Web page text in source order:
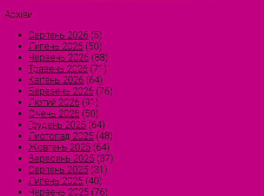
Архіви
Серпень 2026 (5)
Липень 2026 (50)
Червень 2026 (88)
Травень 2026 (71)
Квітень 2026 (64)
Березень 2026 (76)
Лютий 2026 (91)
Січень 2026 (50)
Грудень 2025 (64)
Листопад 2025 (48)
Жовтень 2025 (64)
Вересень 2025 (37)
Серпень 2025 (31)
Липень 2025 (40)
Червень 2025 (76)